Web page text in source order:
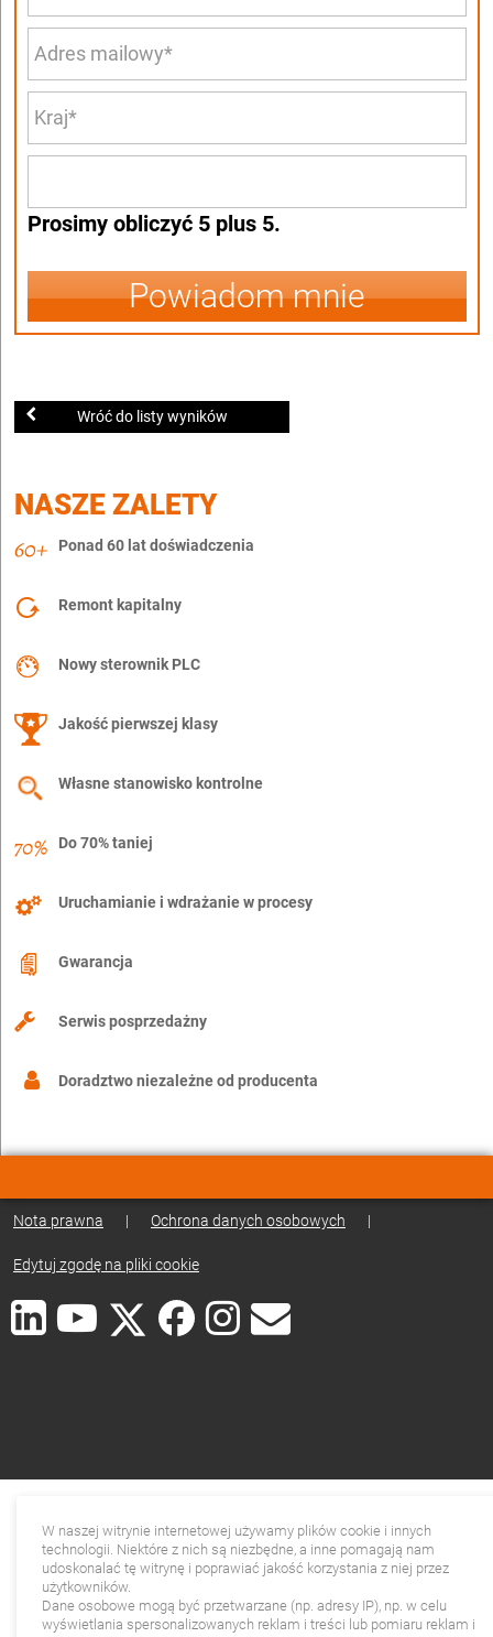
Prosimy obliczyć 5 plus 5.
Powiadom mnie
Wróć do listy wyników
NASZE ZALETY
Ponad 60 lat doświadczenia
Remont kapitalny
Nowy sterownik PLC
Jakość pierwszej klasy
Własne stanowisko kontrolne
Do 70% taniej
Uruchamianie i wdrażanie w procesy
Gwarancja
Serwis posprzedażny
Doradztwo niezależne od producenta
Nota prawna | Ochrona danych osobowych |
Edytuj zgodę na pliki cookie
W naszej witrynie internetowej używamy plików cookie i innych
technologii. Niektóre z nich są niezbędne, a inne pomagają nam
udoskonalać tę witrynę i poprawiać jakość korzystania z niej przez
użytkowników.
Dane osobowe mogą być przetwarzane (np. adresy IP), np. w celu
wyświetlania spersonalizowanych reklam i treści lub pomiaru reklam i